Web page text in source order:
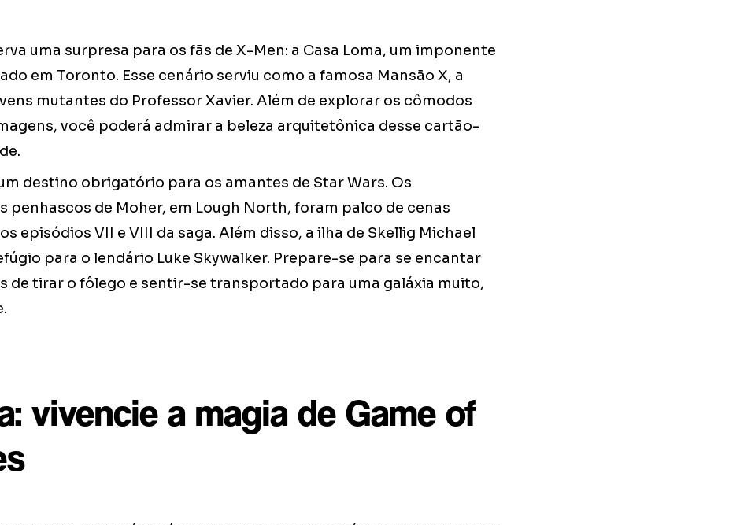
uma surpresa para os fãs de X-Men: a Casa Loma, um imponente
em Toronto. Esse cenário serviu como a famosa Mansão X, a
mutantes do Professor Xavier. Além de explorar os cômodos
você poderá admirar a beleza arquitetônica desse cartão-
destino obrigatório para os amantes de Star Wars. Os
penhascos de Moher, em Lough North, foram palco de cenas
episódios VII e VIII da saga. Além disso, a ilha de Skellig Michael
para o lendário Luke Skywalker. Prepare-se para se encantar
de tirar o fôlego e sentir-se transportado para uma galáxia muito,
vivencie a magia de Game of